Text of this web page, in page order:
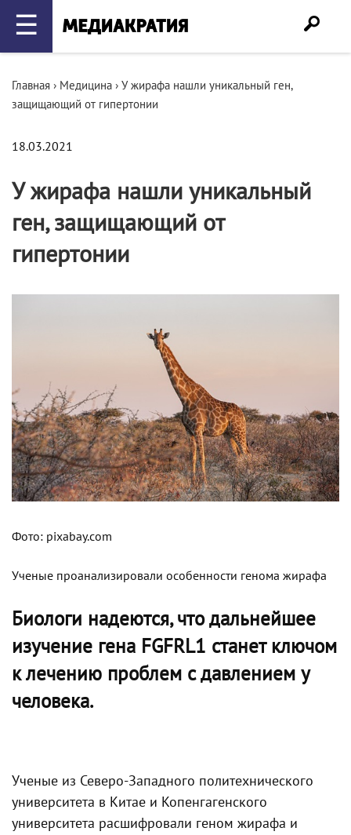
☰
Главная › Медицина › У жирафа нашли уникальный ген,
защищающий от гипертонии
18.03.2021
У жирафа нашли уникальный
ген, защищающий от
гипертонии
Фото: pixabay.com
Ученые проанализировали особенности генома жирафа
Биологи надеются, что дальнейшее
изучение гена FGFRL1 станет ключом
к лечению проблем с давлением у
человека.
Ученые из Северо-Западного политехнического
университета в Китае и Копенгагенского
университета расшифровали геном жирафа и